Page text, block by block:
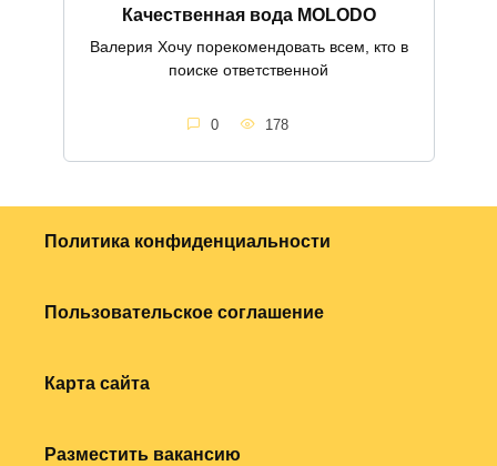
Качественная вода MOLODO
Валерия Хочу порекомендовать всем, кто в
поиске ответственной
0 178
Политика конфиденциальности
Пользовательское соглашение
Карта сайта
Разместить вакансию